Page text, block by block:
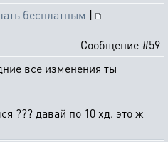
бесплатным |
Сообщение #59
все изменения ты
??? давай по 10 хд. это ж